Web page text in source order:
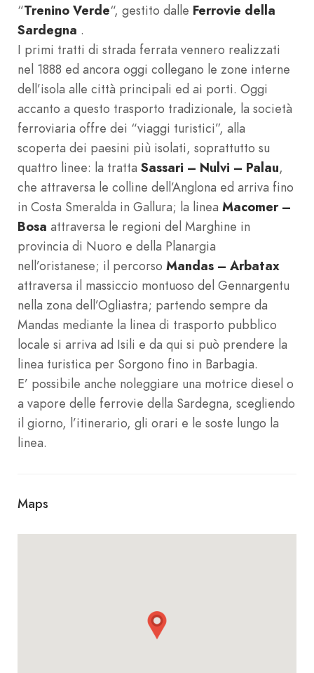
“Trenino Verde“, gestito dalle Ferrovie della
Sardegna .
I primi tratti di strada ferrata vennero realizzati
nel 1888 ed ancora oggi collegano le zone interne
dell’isola alle città principali ed ai porti. Oggi
accanto a questo trasporto tradizionale, la società
ferroviaria offre dei “viaggi turistici”, alla
scoperta dei paesini più isolati, soprattutto su
quattro linee: la tratta Sassari – Nulvi – Palau,
che attraversa le colline dell’Anglona ed arriva fino
in Costa Smeralda in Gallura; la linea Macomer –
Bosa attraversa le regioni del Marghine in
provincia di Nuoro e della Planargia
nell’oristanese; il percorso Mandas – Arbatax
attraversa il massiccio montuoso del Gennargentu
nella zona dell’Ogliastra; partendo sempre da
Mandas mediante la linea di trasporto pubblico
locale si arriva ad Isili e da qui si può prendere la
linea turistica per Sorgono fino in Barbagia.
E’ possibile anche noleggiare una motrice diesel o
a vapore delle ferrovie della Sardegna, scegliendo
il giorno, l’itinerario, gli orari e le soste lungo la
linea.
Maps